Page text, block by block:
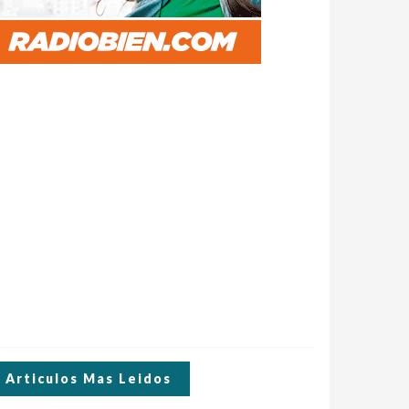
Articulos Mas Leidos